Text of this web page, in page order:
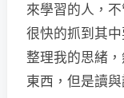
來學習的人，
很快的抓到其
整理我的思緒
東西，但是讀